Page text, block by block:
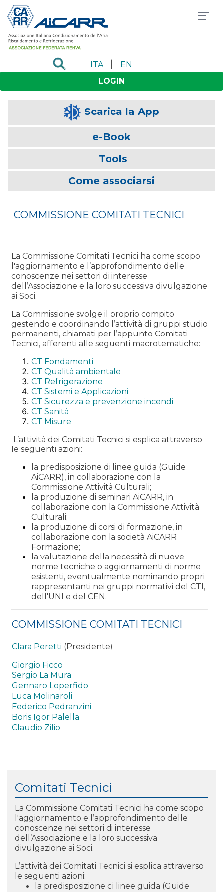
ITA
EN
LOGIN
Scarica la App
e-Book
Tools
Come associarsi
Comitati Tecnici
La Commissione Comitati Tecnici ha come scopo
l'aggiornamento e l’approfondimento delle
conoscenze nei settori di interesse
dell’Associazione e la loro successiva
divulgazione ai Soci.
L’attività dei Comitati Tecnici si esplica attraverso
le seguenti azioni:
la predisposizione di linee guida (Guide
COMMISSIONE COMITATI TECNICI
La Commissione Comitati Tecnici ha come scopo
l'aggiornamento e l’approfondimento delle
conoscenze nei settori di interesse
dell’Associazione e la loro successiva divulgazione
ai Soci.
La Commissione svolge il proprio compito
gestendo e coordinando l’attività di gruppi studio
permanenti, chiamati per l’appunto Comitati
Tecnici, afferenti alle seguenti macrotematiche:
CT Fondamenti
CT Qualità ambientale
CT Refrigerazione
CT Sistemi e Applicazioni
CT Sicurezza e prevenzione incendi
CT Sanità
CT Misure
L’attività dei Comitati Tecnici si esplica attraverso
le seguenti azioni:
la predisposizione di linee guida (Guide
AiCARR), in collaborazione con la
Commissione Attività Culturali;
la produzione di seminari AiCARR, in
collaborazione con la Commissione Attività
Culturali;
la produzione di corsi di formazione, in
collaborazione con la società AiCARR
Formazione;
la valutazione della necessità di nuove
norme tecniche o aggiornamenti di norme
esistenti, eventualmente nominando propri
rappresentanti nei gruppi normativi del CTI,
dell'UNI e del CEN.
COMMISSIONE COMITATI TECNICI
Clara Peretti (Presidente)
Giorgio Ficco
Sergio La Mura
Gennaro Loperfido
Luca Molinaroli
Federico Pedranzini
Boris Igor Palella
Claudio Zilio